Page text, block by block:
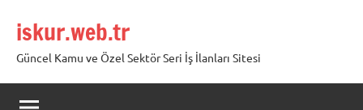
geçiskur.web.tr
Güncel Kamu ve Özel Sektör Seri İş İlanları Sitesi